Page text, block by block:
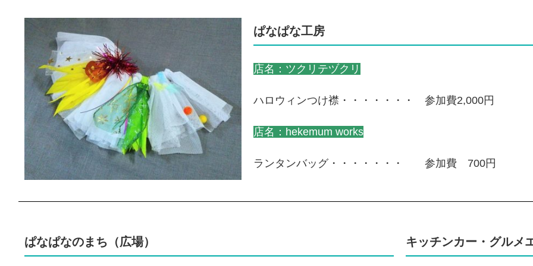
ぱなぱな工房
店名：ツクリテヅクリ
ハロウィンつけ襟・・・・・・・ 参加費2,000円
店名：hekemum works
ランタンバッグ・・・・・・・ 参加費 700円
ぱなぱなのまち（広場） キッチンカー・グルメ